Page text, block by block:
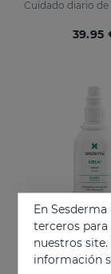
39.95
En
terceros para
nuestros
información